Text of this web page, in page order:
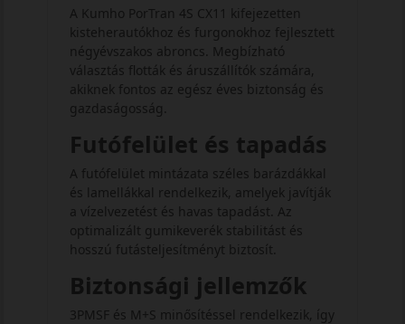
A Kumho PorTran 4S CX11 kifejezetten
kisteherautókhoz és furgonokhoz fejlesztett
négyévszakos abroncs. Megbízható
választás flották és áruszállítók számára,
akiknek fontos az egész éves biztonság és
gazdaságosság.
Futófelület és tapadás
A futófelület mintázata széles barázdákkal
és lamellákkal rendelkezik, amelyek javítják
a vízelvezetést és havas tapadást. Az
optimalizált gumikeverék stabilitást és
hosszú futásteljesítményt biztosít.
Biztonsági jellemzők
3PMSF és M+S minősítéssel rendelkezik, így